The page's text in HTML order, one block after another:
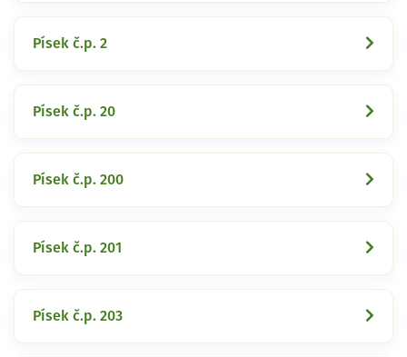
Písek č.p. 2
Písek č.p. 20
Písek č.p. 200
Písek č.p. 201
Písek č.p. 203